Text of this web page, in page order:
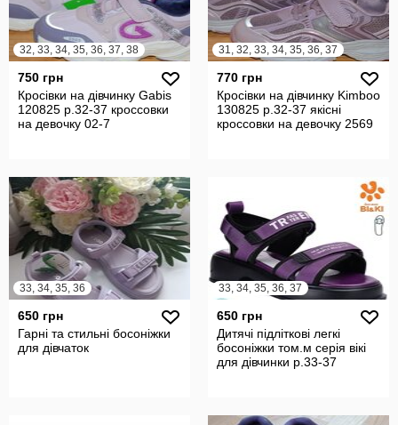
32, 33, 34, 35, 36, 37, 38
750 грн
Кросівки на дівчинку Gabis
120825 р.32-37 кроссовки
на девочку 02-7
31, 32, 33, 34, 35, 36, 37
770 грн
Кросівки на дівчинку Kimboo
130825 р.32-37 якісні
кроссовки на девочку 2569
33, 34, 35, 36
650 грн
Гарні та стильні босоніжки
для дівчаток
33, 34, 35, 36, 37
650 грн
Дитячі підліткові легкі
босоніжки том.м серія вікі
для дівчинки р.33-37